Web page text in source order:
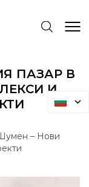
ПАЗАР В
И
– Нови